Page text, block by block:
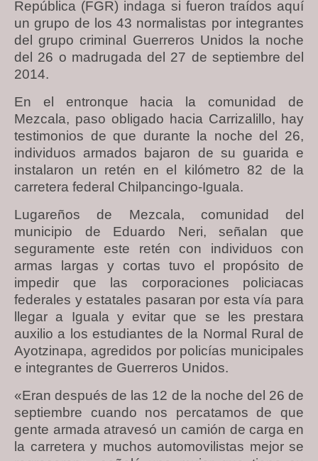
República (FGR) indaga si fueron traídos aquí
un grupo de los 43 normalistas por integrantes
del grupo criminal Guerreros Unidos la noche
del 26 o madrugada del 27 de septiembre del
2014.
En el entronque hacia la comunidad de
Mezcala, paso obligado hacia Carrizalillo, hay
testimonios de que durante la noche del 26,
individuos armados bajaron de su guarida e
instalaron un retén en el kilómetro 82 de la
carretera federal Chilpancingo-Iguala.
Lugareños de Mezcala, comunidad del
municipio de Eduardo Neri, señalan que
seguramente este retén con individuos con
armas largas y cortas tuvo el propósito de
impedir que las corporaciones policiacas
federales y estatales pasaran por esta vía para
llegar a Iguala y evitar que se les prestara
auxilio a los estudiantes de la Normal Rural de
Ayotzinapa, agredidos por policías municipales
e integrantes de Guerreros Unidos.
«Eran después de las 12 de la noche del 26 de
septiembre cuando nos percatamos de que
gente armada atravesó un camión de carga en
la carretera y muchos automovilistas mejor se